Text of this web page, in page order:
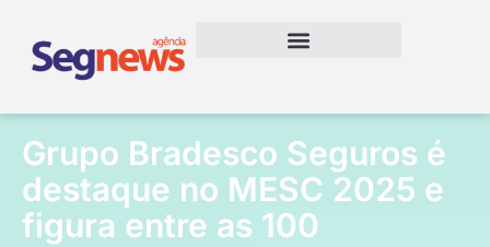
Grupo Bradesco Seguros é
destaque no MESC 2025 e
figura entre as 100